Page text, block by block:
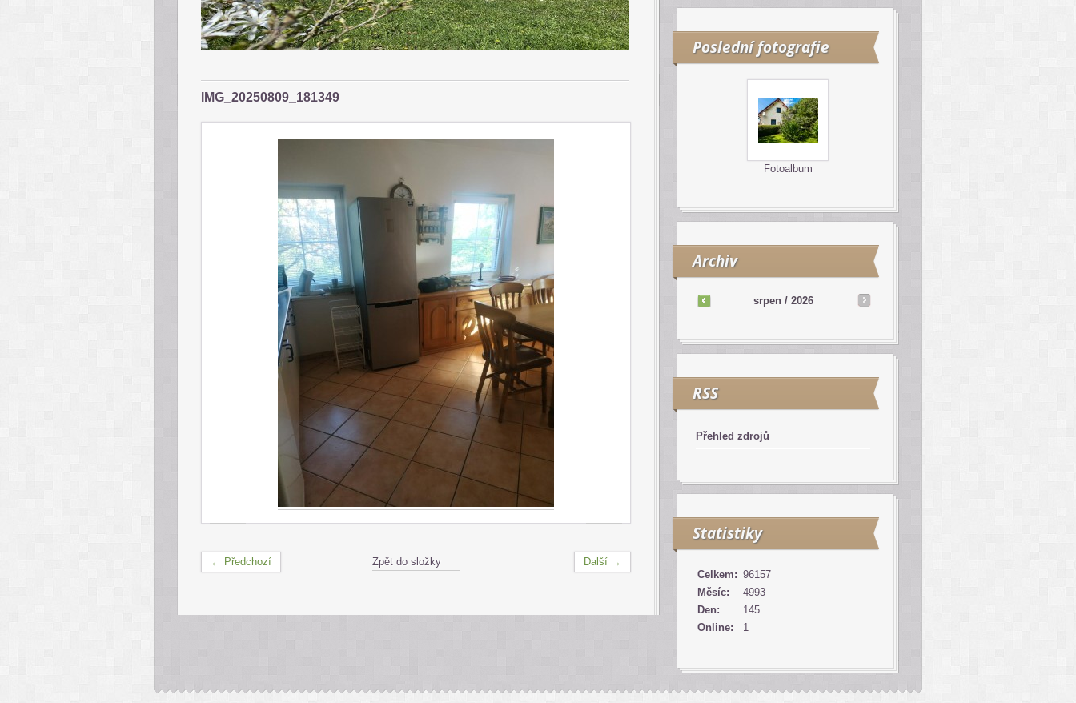
IMG_20250809_181349
← Předchozí Další →
Zpět do složky
Poslední fotografie
Fotoalbum
Archiv
srpen / 2026
RSS
Přehled zdrojů
Statistiky
Online: 1
Celkem: 96157
Měsíc:
4993
Den:
145